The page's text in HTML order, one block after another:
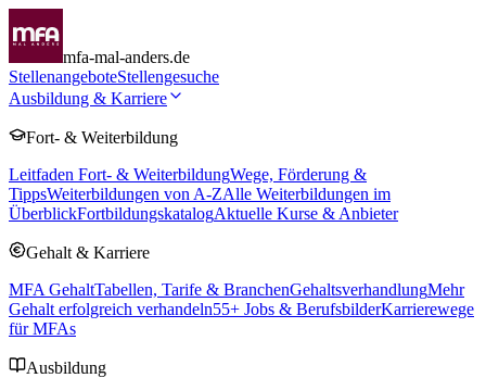
mfa-mal-anders.de
StellenangeboteStellengesuche
Ausbildung & Karriere
Fort- & Weiterbildung
Leitfaden Fort- & WeiterbildungWege, Förderung &
TippsWeiterbildungen von A-ZAlle Weiterbildungen im
ÜberblickFortbildungskatalogAktuelle Kurse & Anbieter
Gehalt & Karriere
MFA GehaltTabellen, Tarife & BranchenGehaltsverhandlungMehr
Gehalt erfolgreich verhandeln55+ Jobs & BerufsbilderKarrierewege
für MFAs
Ausbildung